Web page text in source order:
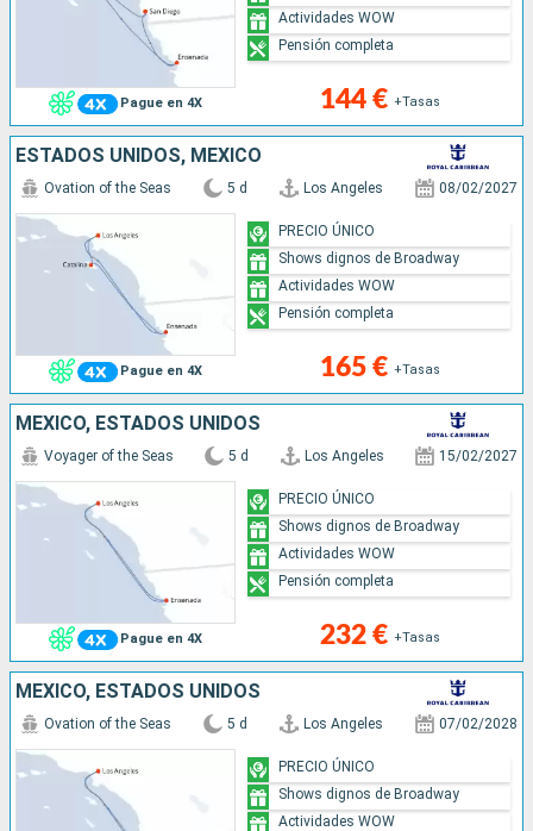
Pague en 4X 144 € +Tasas
Actividades WOW
Pensión completa
ESTADOS UNIDOS, MÉXICO
Pague en 4X
Ovation of the Seas 5 d Los Angeles 08/02/2027
165 € +Tasas
PRECIO ÚNICO
Shows dignos de Broadway
Actividades WOW
Pensión completa
MÉXICO, ESTADOS UNIDOS
Pague en 4X
Voyager of the Seas 5 d Los Angeles 15/02/2027
232 € +Tasas
PRECIO ÚNICO
Shows dignos de Broadway
Actividades WOW
Pensión completa
MÉXICO, ESTADOS UNIDOS
Ovation of the Seas 5 d Los Angeles 07/02/2028
PRECIO ÚNICO
Shows dignos de Broadway
Actividades WOW